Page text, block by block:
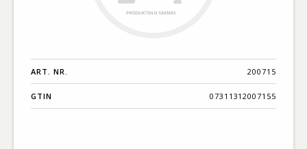
ART. NR. 200715
GTIN 07311312007155